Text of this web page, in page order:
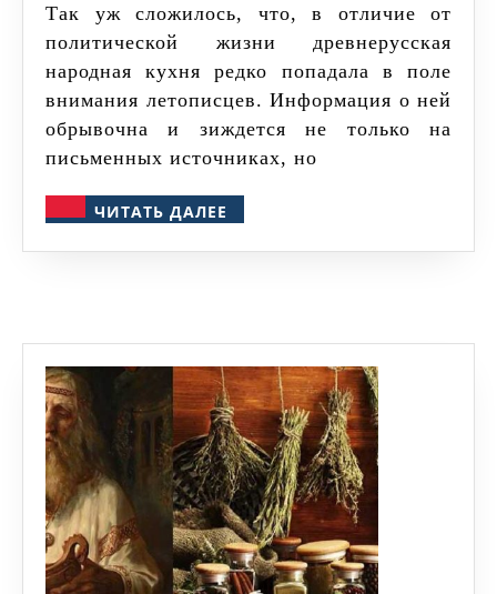
да
тюря
Так уж сложилось, что, в отличие от
политической жизни древнерусская
народная кухня редко попадала в поле
внимания летописцев. Информация о ней
обрывочна и зиждется не только на
письменных источниках, но
ЧИТАТЬ ДАЛЕЕ
ДАЛЕЕ